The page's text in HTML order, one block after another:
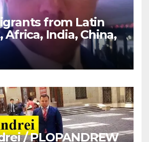
from Latin
Africa, India, China,
read this
/ PLOPANDREW